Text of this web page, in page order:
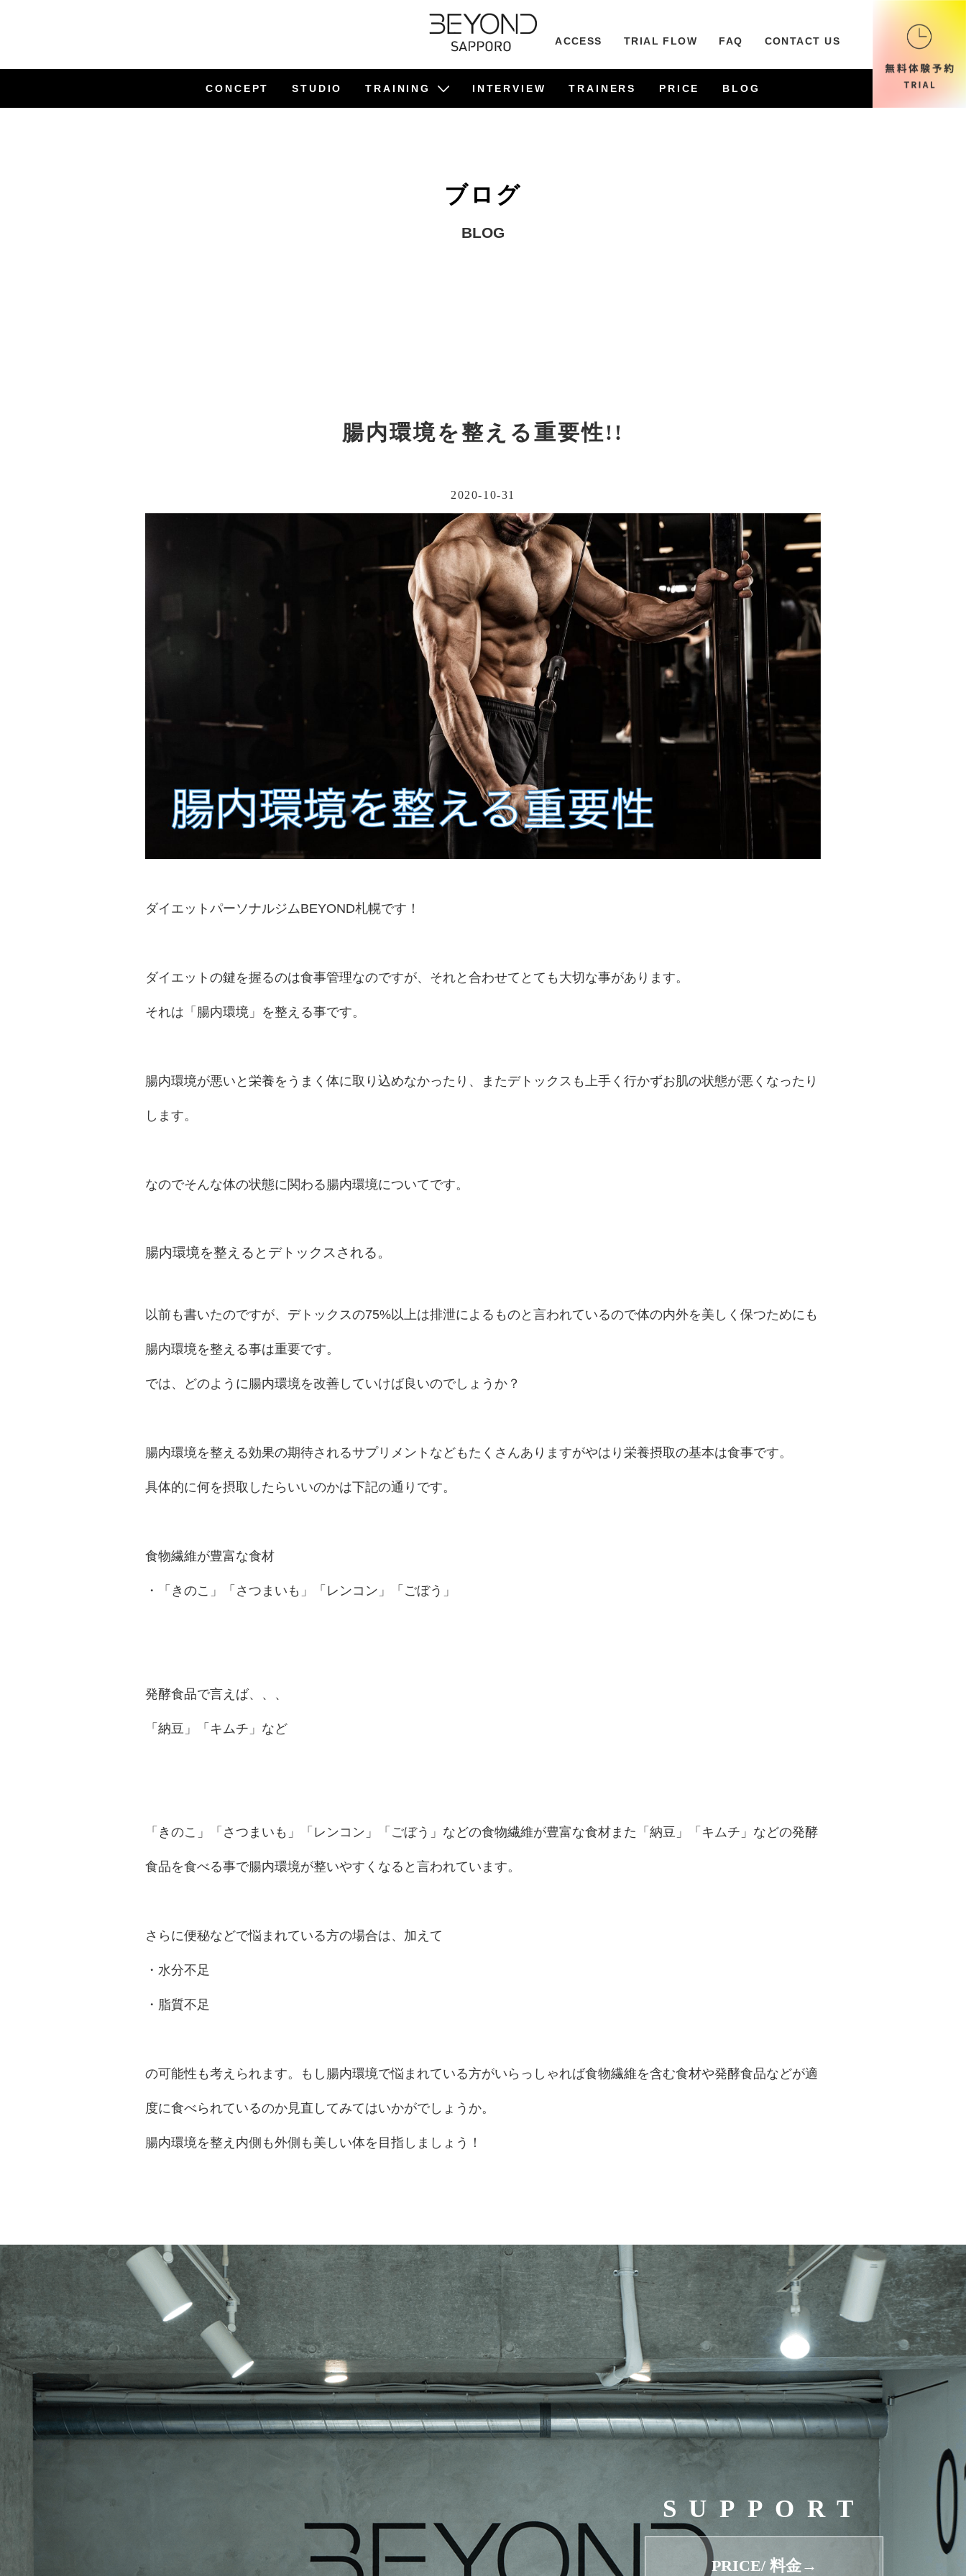
ACCESS TRIAL FLOW FAQ CONTACT US
CONCEPT STUDIO TRAINING INTERVIEW TRAINERS PRICE BLOG
ブログ
BLOG
腸内環境を整える重要性!!
2020-10-31
ダイエットパーソナルジムBEYOND札幌です！
ダイエットの鍵を握るのは食事管理なのですが、それと合わせてとても大切な事があります。
それは「腸内環境」を整える事です。
腸内環境が悪いと栄養をうまく体に取り込めなかったり、またデトックスも上手く行かずお肌の状態が悪くなったり
します。
なのでそんな体の状態に関わる腸内環境についてです。
腸内環境を整えるとデトックスされる。
以前も書いたのですが、デトックスの75%以上は排泄によるものと言われているので体の内外を美しく保つためにも
腸内環境を整える事は重要です。
では、どのように腸内環境を改善していけば良いのでしょうか？
腸内環境を整える効果の期待されるサプリメントなどもたくさんありますがやはり栄養摂取の基本は食事です。
具体的に何を摂取したらいいのかは下記の通りです。
食物繊維が豊富な食材
・「きのこ」「さつまいも」「レンコン」「ごぼう」
発酵食品で言えば、、、
「納豆」「キムチ」など
「きのこ」「さつまいも」「レンコン」「ごぼう」などの食物繊維が豊富な食材また「納豆」「キムチ」などの発酵
食品を食べる事で腸内環境が整いやすくなると言われています。
さらに便秘などで悩まれている方の場合は、加えて
・水分不足
・脂質不足
の可能性も考えられます。もし腸内環境で悩まれている方がいらっしゃれば食物繊維を含む食材や発酵食品などが適
度に食べられているのか見直してみてはいかがでしょうか。
腸内環境を整え内側も外側も美しい体を目指しましょう！
SUPPORT
PRICE/ 料金→